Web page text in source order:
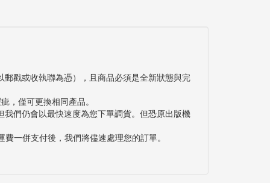
戳或收執聯為憑），且商品必須是全新狀態與完
，僅可更換相同產品。
們仍會以最快速度為您下單調貨。但恐原出版機
一併支付後，我們將儘速處理您的訂單。